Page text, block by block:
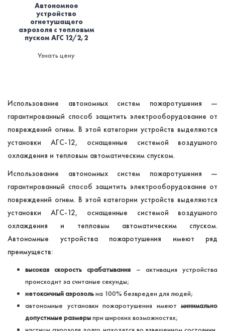
Автономное
устройство
огнетушащего
аэрозоля с тепловым
пуском АГС 12/2,2
Узнать цену
Использование автономных систем пожаротушения —
гарантированный способ защитить электрооборудование от
повреждений огнем. В этой категории устройств выделяются
установки АГС-12, оснащенные системой воздушного
охлаждения и тепловым автоматическим спуском.
Использование автономных систем пожаротушения —
гарантированный способ защитить электрооборудование от
повреждений огнем. В этой категории устройств выделяются
установки АГС-12, оснащенные системой воздушного
охлаждения и тепловым автоматическим спуском.
Автономные устройства пожаротушения имеют ряд
преимуществ:
высокая скорость срабатывания – активация устройства
происходит за считаные секунды;
нетоксичный аэрозольна 100% безвреден для людей;
автономные установки пожаротушения имеют минимально
допустимые размерыпри широких возможностях;